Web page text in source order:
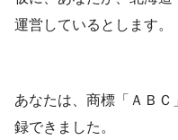
運営しているとします。
あなたは、商標「ＡＢ
録できました。